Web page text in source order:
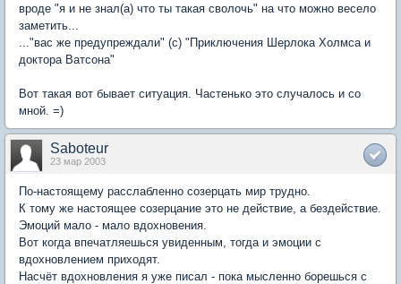
вроде "я и не знал(а) что ты такая сволочь" на что можно весело
заметить...
..."вас же предупреждали" (с) "Приключения Шерлока Холмса и
доктора Ватсона"
Вот такая вот бывает ситуация. Частенько это случалось и со
мной. =)
Saboteur
23 мар 2003
По-настоящему расслабленно созерцать мир трудно.
К тому же настоящее созерцание это не действие, а бездействие.
Эмоций мало - мало вдохновения.
Вот когда впечатляешься увиденным, тогда и эмоции с
вдохновлением приходят.
Насчёт вдохновления я уже писал - пока мысленно борешься с